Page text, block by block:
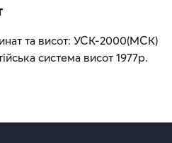
та висот: УСК-2000(МСК)
система висот 1977р.